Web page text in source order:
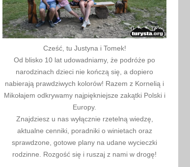
Cześć, tu Justyna i Tomek!
Od blisko 10 lat udowadniamy, że podróże po
narodzinach dzieci nie kończą się, a dopiero
nabierają prawdziwych kolorów! Razem z Kornelią i
Mikołajem odkrywamy najpiękniejsze zakątki Polski i
Europy.
Znajdziesz u nas wyłącznie rzetelną wiedzę,
aktualne cenniki, poradniki o winietach oraz
sprawdzone, gotowe plany na udane wycieczki
rodzinne. Rozgość się i ruszaj z nami w drogę!